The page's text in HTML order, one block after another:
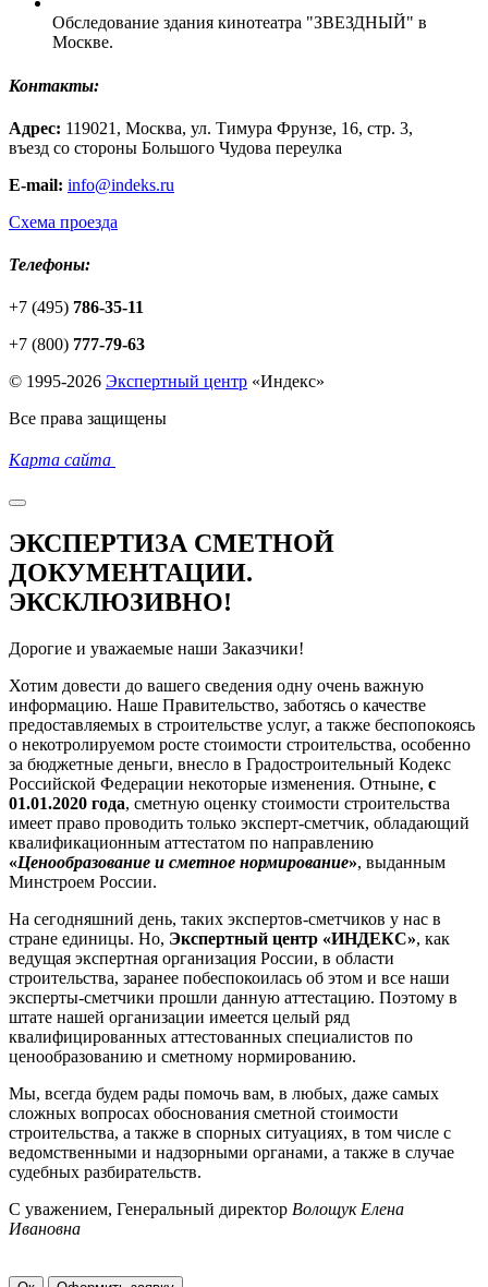
Обследование здания кинотеатра "ЗВЕЗДНЫЙ" в
Москве.
Контакты:
Адрес: 119021, Москва, ул. Тимура Фрунзе, 16, стр. 3,
въезд со стороны Большого Чудова переулка
E-mail: info@indeks.ru
Схема проезда
Телефоны:
+7 (495) 786-35-11
+7 (800) 777-79-63
© 1995-2026 Экспертный центр «Индекс»
Все права защищены
Карта сайта
ЭКСПЕРТИЗА СМЕТНОЙ
ДОКУМЕНТАЦИИ.
ЭКСКЛЮЗИВНО!
Дорогие и уважаемые наши Заказчики!
Хотим довести до вашего сведения одну очень важную
информацию. Наше Правительство, заботясь о качестве
предоставляемых в строительстве услуг, а также беспопокоясь
о некотролируемом росте стоимости строительства, особенно
за бюджетные деньги, внесло в Градостроительный Кодекс
Российской Федерации некоторые изменения. Отныне, с
01.01.2020 года, сметную оценку стоимости строительства
имеет право проводить только эксперт-сметчик, обладающий
квалификационным аттестатом по направлению
«Ценообразование и сметное нормирование», выданным
Минстроем России.
На сегодняшний день, таких экспертов-сметчиков у нас в
стране единицы. Но, Экспертный центр «ИНДЕКС», как
ведущая экспертная организация России, в области
строительства, заранее побеспокоилась об этом и все наши
эксперты-сметчики прошли данную аттестацию. Поэтому в
штате нашей организации имеется целый ряд
квалифицированных аттестованных специалистов по
ценообразованию и сметному нормированию.
Мы, всегда будем рады помочь вам, в любых, даже самых
сложных вопросах обоснования сметной стоимости
строительства, а также в спорных ситуациях, в том числе с
ведомственными и надзорными органами, а также в случае
судебных разбирательств.
С уважением, Генеральный директор Волощук Елена
Ивановна